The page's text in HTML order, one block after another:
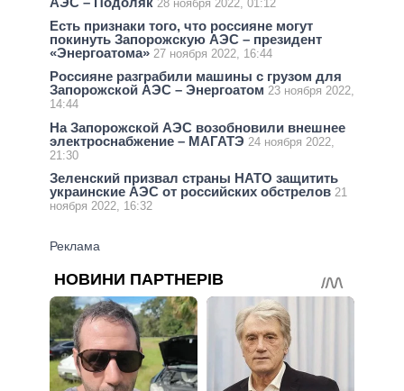
28 ноября 2022, 01:12
Есть признаки того, что россияне могут
покинуть Запорожскую АЭС – президент
«Энергоатома» 27 ноября 2022, 16:44
Россияне разграбили машины с грузом для
Запорожской АЭС – Энергоатом 23 ноября 2022,
14:44
На Запорожской АЭС возобновили внешнее
электроснабжение – МАГАТЭ 24 ноября 2022,
21:30
Зеленский призвал страны НАТО защитить
украинские АЭС от российских обстрелов 21
ноября 2022, 16:32